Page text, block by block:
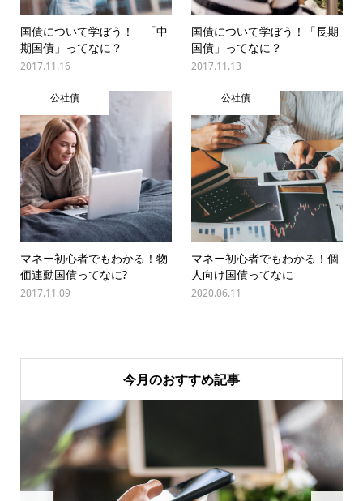
国債について学ぼう！ 「中
期国債」ってなに？
2017.11.16
国債について学ぼう！「長期
国債」ってなに？
2017.11.13
公社債
マネー初心者でもわかる！物
価連動国債ってなに?
2017.11.09
公社債
マネー初心者でもわかる！個
人向け国債ってなに
2020.06.11
今月のおすすめ記事